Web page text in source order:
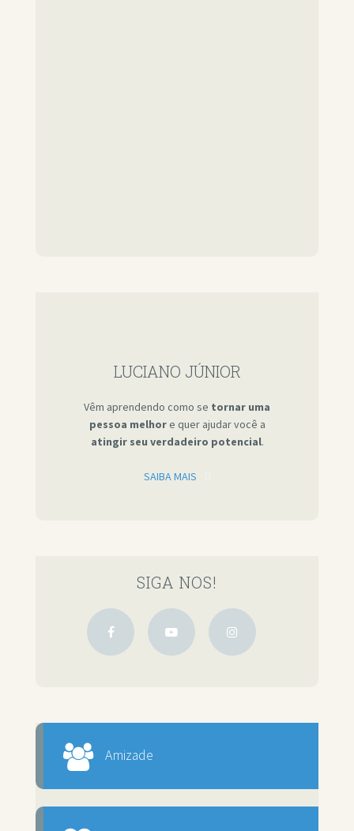
LUCIANO JÚNIOR
Vêm aprendendo como se tornar uma
pessoa melhore quer ajudar você a
atingir seu verdadeiro potencial.
SAIBA MAIS
SIGA NOS!
Amizade